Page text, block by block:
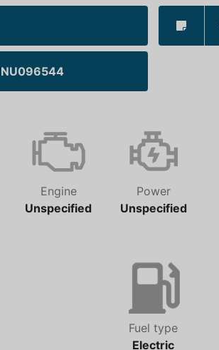
Engine
Unspecified
Power
Unspecified
Fuel type
Electric